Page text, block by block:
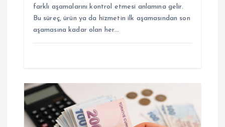
farklı aşamalarını kontrol etmesi anlamına gelir.
Bu süreç, ürün ya da hizmetin ilk aşamasından son
aşamasına kadar olan her…